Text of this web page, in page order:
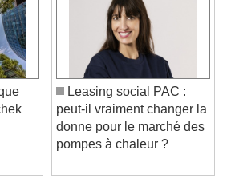
Leasing social PAC :
peut-il vraiment changer la
donne pour le marché des